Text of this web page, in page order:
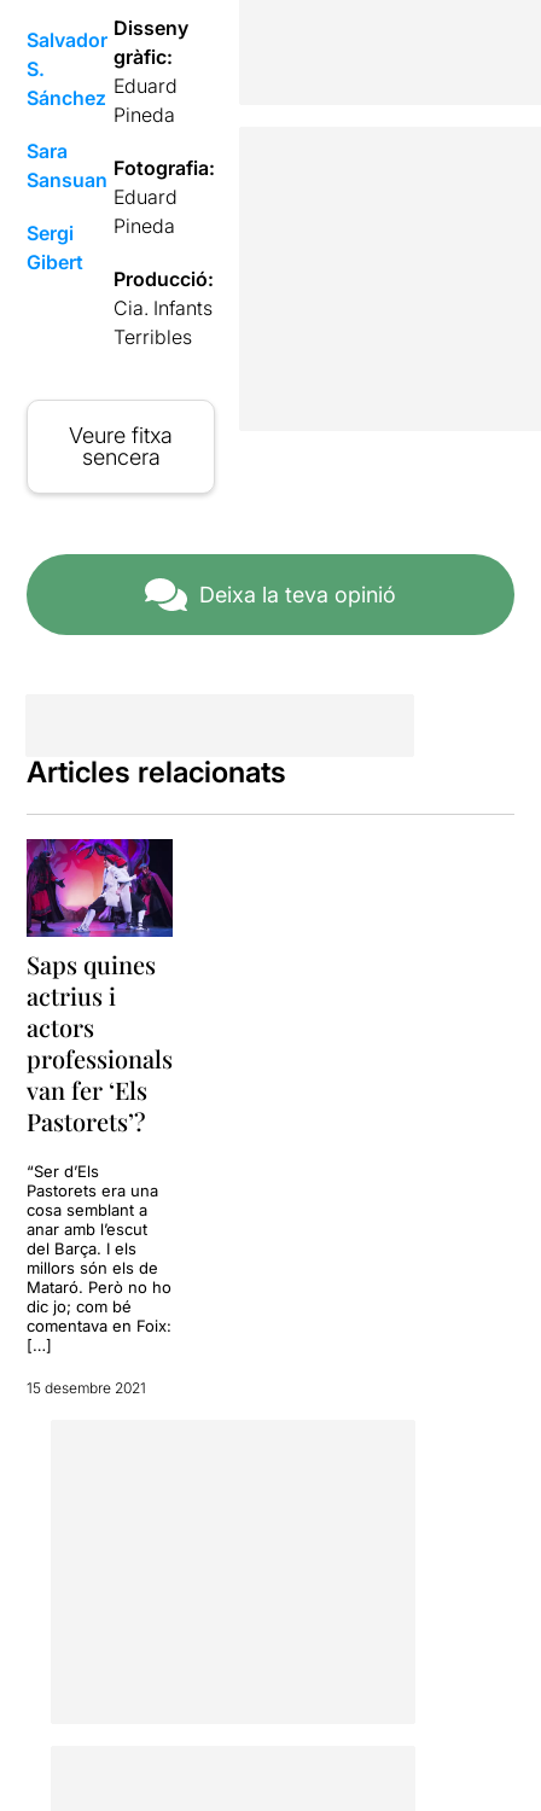
Salvador
S.
Sánchez
Sara
Sansuan
Sergi
Gibert
Disseny
gràfic:
Eduard
Pineda
Fotografia:
Eduard
Pineda
Producció:
Cia. Infants
Terribles
Veure fitxa
sencera
Deixa la teva opinió
Articles relacionats
Saps quines
actrius i
actors
professionals
van fer ‘Els
Pastorets’?
“Ser d’Els
Pastorets era una
cosa semblant a
anar amb l’escut
del Barça. I els
millors són els de
Mataró. Però no ho
dic jo; com bé
comentava en Foix:
[…]
15 desembre 2021